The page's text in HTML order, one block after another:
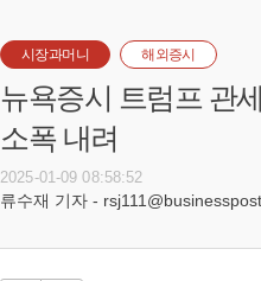
시장과머니 해외증시
뉴욕증시 트럼프 관
소폭 내려
2025-01-09 08:58:52
류수재 기자 -